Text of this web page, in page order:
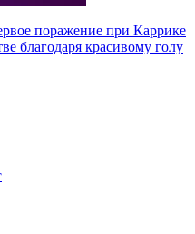
поражение при Каррике
благодаря красивому голу